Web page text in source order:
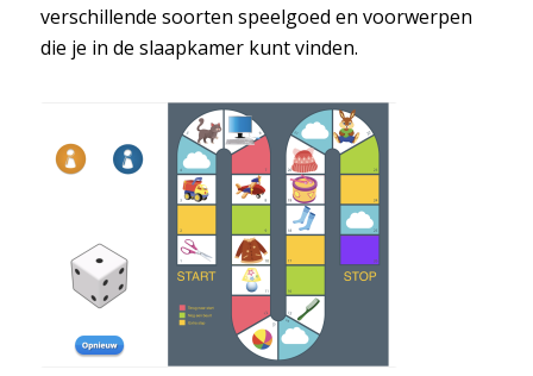
verschillende soorten speelgoed en voorwerpen
die je in de slaapkamer kunt vinden.